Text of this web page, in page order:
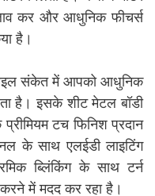
कर और आधुनिक फीचर्स
है।
संकेत में आपको आधुनिक
है। इसके शीट मेटल बॉडी
टच फिनिश प्रदान
के साथ एलईडी लाइटिंग
ब्लिंकिंग के साथ टर्न
में मदद कर रहा है।